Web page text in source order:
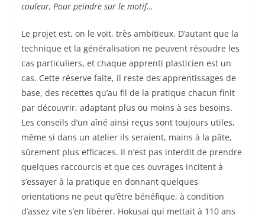
couleur, Pour peindre sur le motif…
Le projet est, on le voit, très ambitieux. D’autant que la
technique et la généralisation ne peuvent résoudre les
cas particuliers, et chaque apprenti plasticien est un
cas. Cette réserve faite, il reste des apprentissages de
base, des recettes qu’au fil de la pratique chacun finit
par découvrir, adaptant plus ou moins à ses besoins.
Les conseils d’un aîné ainsi reçus sont toujours utiles,
même si dans un atelier ils seraient, mains à la pâte,
sûrement plus efficaces. Il n’est pas interdit de prendre
quelques raccourcis et que ces ouvrages incitent à
s’essayer à la pratique en donnant quelques
orientations ne peut qu’être bénéfique, à condition
d’assez vite s’en libérer. Hokusai qui mettait à 110 ans